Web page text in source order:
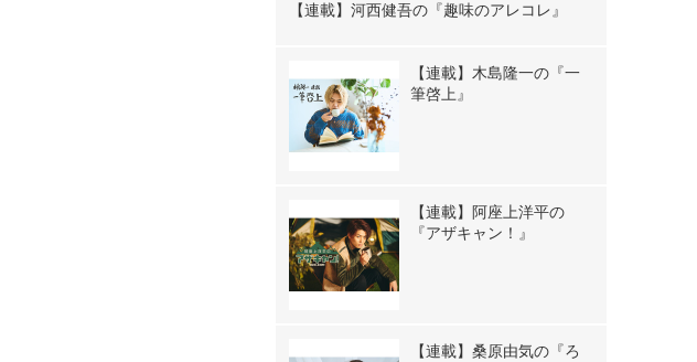
【連載】河西健吾の『趣味のアレコレ』
【連載】木島隆一の『一
筆啓上』
【連載】阿座上洋平の
『アザキャン！』
【連載】桑原由気の『ろ